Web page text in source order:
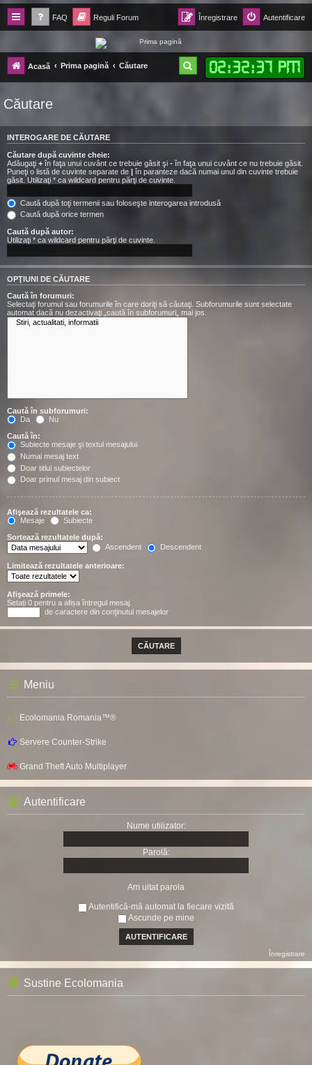
FAQ Reguli Forum Autentificare
Înregistrare
Forum Ecolomania™®
-= Idei pentru viitor =-
Acasă Prima pagină Căutare 02:32:38 PM
ă
Căutare
INTEROGARE DE CĂUTARE
Căutare după cuvinte cheie:
Adăugaţi + în faţa unui cuvânt ce trebuie găsit şi - în faţa unui cuvânt ce nu trebuie găsit.
Puneţi o listă de cuvinte separate de | în paranteze dacă numai unul din cuvinte trebuie
găsit. Utilizaţi * ca wildcard pentru părţi de cuvinte.
Caută după toţi termenii sau foloseşte interogarea introdusă
Caută după orice termen
Caută după autor:
Utilizaţi * ca wildcard pentru părţi de cuvinte.
OPŢIUNI DE CĂUTARE
Caută în forumuri:
Selectaţi forumul sau forumurile în care doriţi să căutaţi. Subforumurile sunt selectate
automat dacă nu dezactivaţi „caută în subforumuri„ mai jos.
Caută în subforumuri:
Da
Nu
Caută în:
Subiecte mesaje şi textul mesajului
Numai mesaj text
Doar titlul subiectelor
Doar primul mesaj din subiect
Afişează rezultatele ca:
Mesaje
Subiecte
Sortează rezultatele după:
Ascendent
Descendent
Limitează rezultatele anterioare:
Afişează primele:
Setați 0 pentru a afișa întregul mesaj.
de caractere din conţinutul mesajelor
Meniu
Ecolomania Romania™®
Servere Counter-Strike
Grand Theft Auto Multiplayer
Autentificare
Nume utilizator:
Parolă:
Am uitat parola
Autentifică-mă automat la fiecare vizită
Ascunde pe mine
Înregistrare
Sustine Ecolomania